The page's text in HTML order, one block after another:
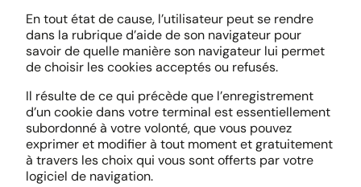
En tout état de cause, l’utilisateur peut se rendre
dans la rubrique d’aide de son navigateur pour
savoir de quelle manière son navigateur lui permet
de choisir les cookies acceptés ou refusés.
Il résulte de ce qui précède que l’enregistrement
d’un cookie dans votre terminal est essentiellement
subordonné à votre volonté, que vous pouvez
exprimer et modifier à tout moment et gratuitement
à travers les choix qui vous sont offerts par votre
logiciel de navigation.